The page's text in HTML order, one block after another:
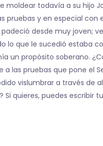
moldear todavía a su hijo
pruebas y en especial con
desde muy joven;
lo que le sucedió estaba
un propósito soberano.
a las pruebas que pone el
vislumbrar a través de
Si quieres, puedes escribir